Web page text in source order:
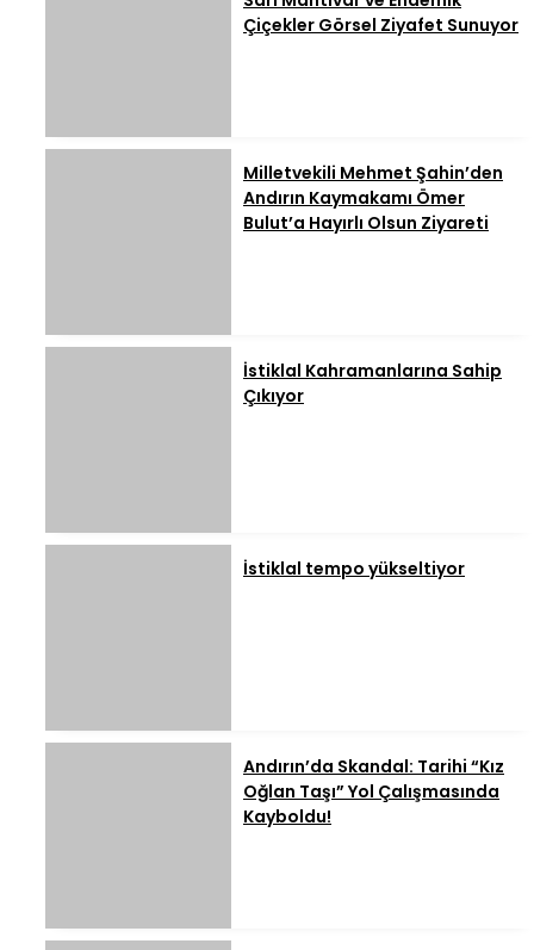
Çiçekler Görsel Ziyafet Sunuyor
Milletvekili Mehmet Şahin’den
Andırın Kaymakamı Ömer
Bulut’a Hayırlı Olsun Ziyareti
İstiklal Kahramanlarına Sahip
Çıkıyor
İstiklal tempo yükseltiyor
Andırın’da Skandal: Tarihi “Kız
Oğlan Taşı” Yol Çalışmasında
Kayboldu!